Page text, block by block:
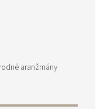
aranžmány